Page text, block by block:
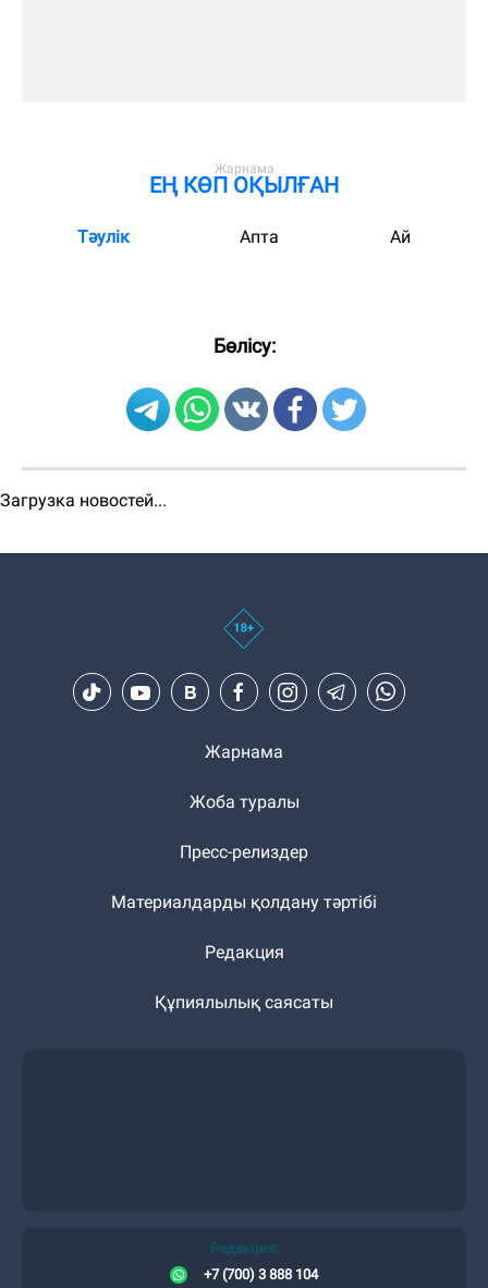
ЕҢ КӨП ОҚЫЛҒАН
Тәулік Апта Ай
Бөлісу:
Загрузка новостей...
Жарнама
Жоба туралы
Пресс-релиздер
Материалдарды қолдану тәртібі
Редакция
Құпиялылық саясаты
Редакция:
+7 (700) 3 888 104